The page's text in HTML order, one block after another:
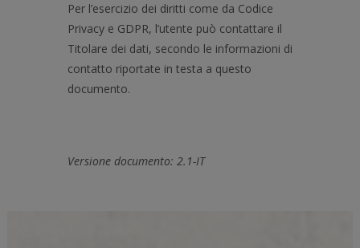
Per l’esercizio dei diritti come da Codice
Privacy e GDPR, l’utente può contattare il
Titolare dei dati, secondo le informazioni di
contatto riportate in testa a questo
documento.
Versione documento: 2.1-IT